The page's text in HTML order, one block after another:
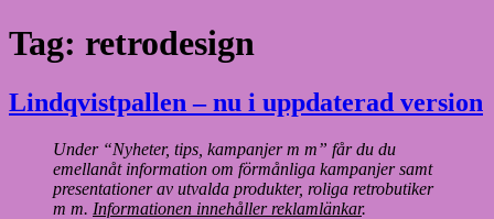
Tag: retrodesign
Lindqvistpallen – nu i uppdaterad version
Under “Nyheter, tips, kampanjer m m” får du du
emellanåt information om förmånliga kampanjer samt
presentationer av utvalda produkter, roliga retrobutiker
m m. Informationen innehåller reklamlänkar.